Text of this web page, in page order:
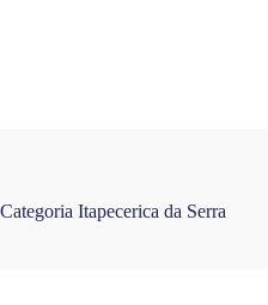
Categoria Itapecerica da Serra